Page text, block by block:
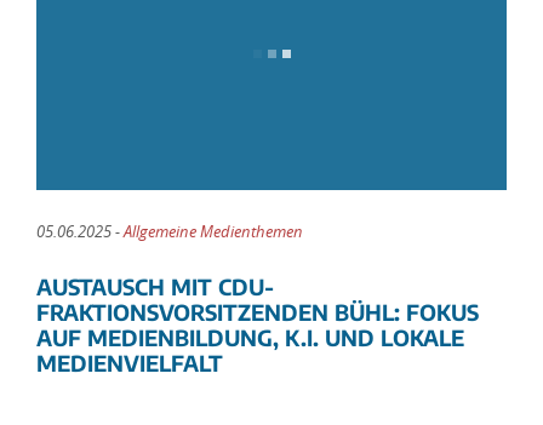
05.06.2025 -Allgemeine Medienthemen
AUSTAUSCH MIT CDU-
FRAKTIONSVORSITZENDEN BÜHL: FOKUS
AUF MEDIENBILDUNG, K.I. UND LOKALE
MEDIENVIELFALT